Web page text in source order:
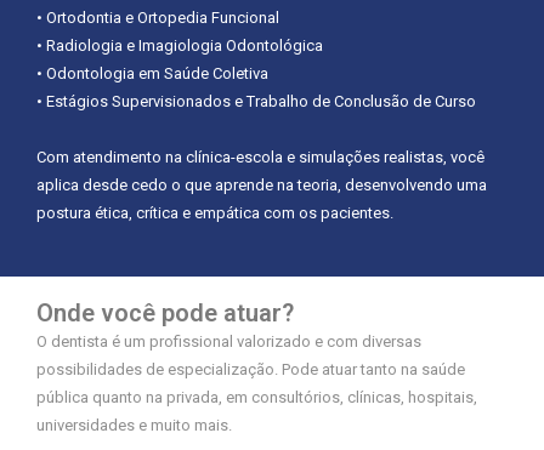
• Ortodontia e Ortopedia Funcional
• Radiologia e Imagiologia Odontológica
• Odontologia em Saúde Coletiva
• Estágios Supervisionados e Trabalho de Conclusão de Curso
Com atendimento na clínica-escola e simulações realistas, você
aplica desde cedo o que aprende na teoria, desenvolvendo uma
postura ética, crítica e empática com os pacientes.
Onde você pode atuar?
O dentista é um profissional valorizado e com diversas
possibilidades de especialização. Pode atuar tanto na saúde
pública quanto na privada, em consultórios, clínicas, hospitais,
universidades e muito mais.